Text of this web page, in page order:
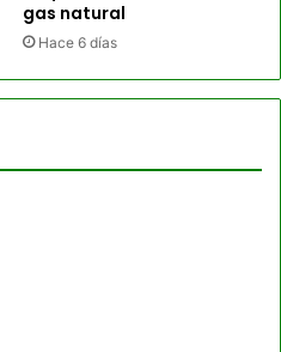
gas natural
Hace 6 días